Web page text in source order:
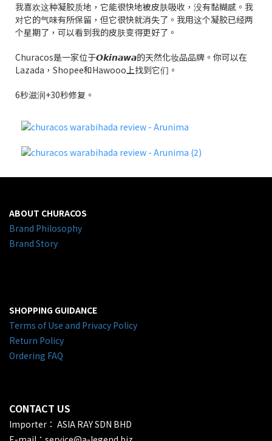
我喜欢这种凝胶质地，它能很快地被皮肤吸收，没有黏糊感。我
对它的气味有所保留，但它很快就消失了。我用这个凝胶已经两
个星期了，可以看到我的皮肤变得更好了。
Churacos是一家位于𝙊𝙠𝙞𝙣𝙖𝙬𝙖的天然化妆品品牌。你可以在
Lazada，Shopee和Hawooo上找到它们。
6秒滋润+30秒修复。
ABOUT CHURACOS
Brand Philosophy
Brand Story
SHOPPING GUIDANCE
Terms of Use and Privacy Policy
Return Policy
Ordering FAQ
CONTACT US
Importer： ASIA RAY SDN BHD